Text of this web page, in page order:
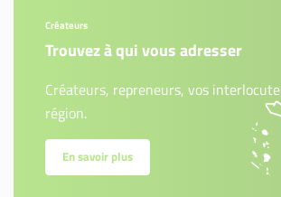
Créateurs
Trouvez à qui vous adresser
Créateurs, repreneurs, vos
région.
En savoir plus